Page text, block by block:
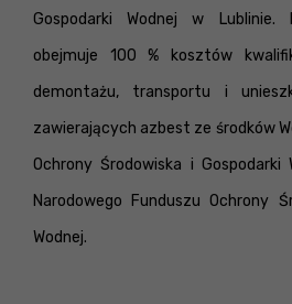
Gospodarki Wodnej w Lublinie.
obejmuje 100 % kosztów
demontażu, transportu i
zawierających azbest ze środków
Ochrony Środowiska i Gospodarki
Narodowego Funduszu Ochrony
Wodnej.